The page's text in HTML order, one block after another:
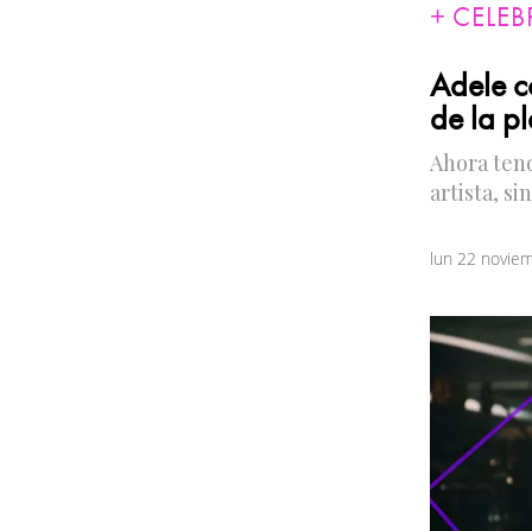
Adele
de la
Ahora
artista,
lun 22